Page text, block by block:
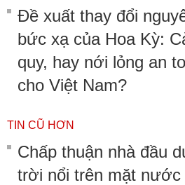
Đề xuất thay đổi
bức xạ của Hoa Kỳ:
quy, hay nới lỏng an
cho Việt Nam?
TIN CŨ HƠN
Chấp thuận nhà đầu
trời nổi trên mặt nước